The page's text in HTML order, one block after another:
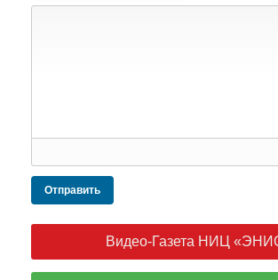
Отправить
Видео-Газета НИЦ